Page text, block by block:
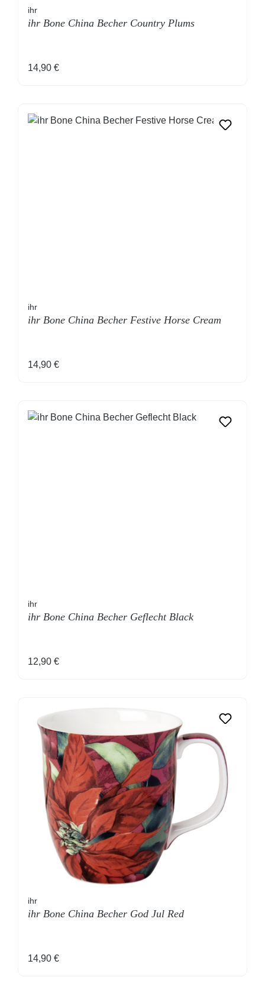
ihr
ihr Bone China Becher Country Plums
Regulärer Preis:
14,90 €
ihr
ihr Bone China Becher Festive Horse Cream
Regulärer Preis:
14,90 €
ihr
ihr Bone China Becher Geflecht Black
Regulärer Preis:
12,90 €
ihr
ihr Bone China Becher God Jul Red
Regulärer Preis:
14,90 €